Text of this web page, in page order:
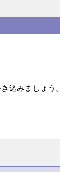
込みましょう。